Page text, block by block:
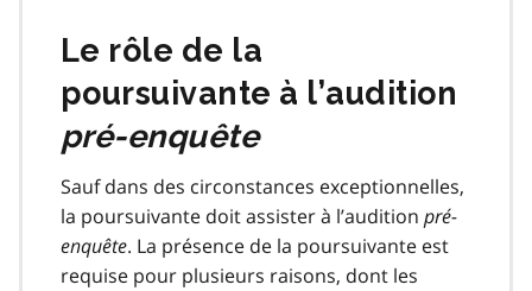
Le rôle de la
poursuivante à l’audition
pré-enquête
Sauf dans des circonstances exceptionnelles,
la poursuivante doit assister à l’audition pré-
enquête. La présence de la poursuivante est
requise pour plusieurs raisons, dont les